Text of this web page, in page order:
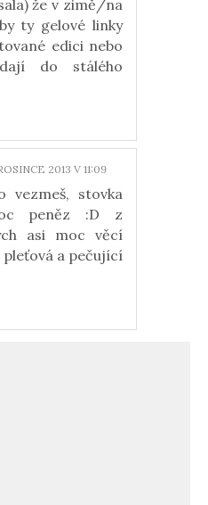
že v zimě/na
ty gelové linky
edici nebo
do stálého
2013 V 11:09
vezmeš, stovka
peněz :D z
asi moc věcí
pleťová a pečující